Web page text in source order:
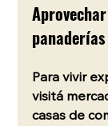
panaderías
Para vivir
visitá
casas de